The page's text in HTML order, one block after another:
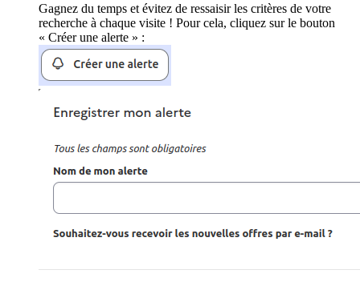
Gagnez du temps et évitez de ressaisir les critères de votre
recherche à chaque visite ! Pour cela, cliquez sur le bouton
« Créer une alerte » :